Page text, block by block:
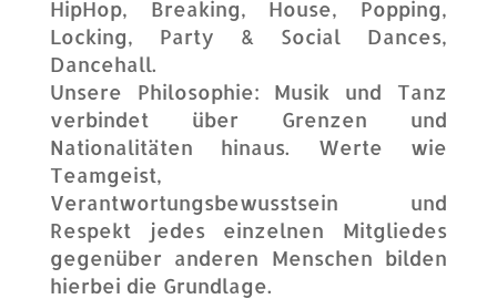
HipHop, Breaking, House, Popping,
Locking, Party & Social Dances,
Dancehall.
Unsere Philosophie: Musik und Tanz
verbindet über Grenzen und
Nationalitäten hinaus. Werte wie
Teamgeist,
Verantwortungsbewusstsein und
Respekt jedes einzelnen Mitgliedes
gegenüber anderen Menschen bilden
hierbei die Grundlage.